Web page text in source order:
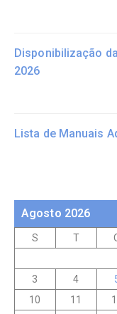
Disponibilização
2026
Lista de Manuais
Agosto 2026
S T
3
4
10
11